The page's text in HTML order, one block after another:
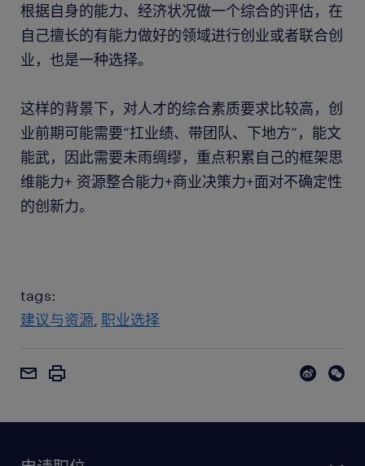
根据自身的能力、经济状况做一个综合的评估，在
自己擅长的有能力做好的领域进行创业或者联合创
业，也是一种选择。
这样的背景下，对人才的综合素质要求比较高，创
业前期可能需要“扛业绩、带团队、下地方”，能文
能武，因此需要未雨绸缪，重点积累自己的框架思
维能力+ 资源整合能力+商业决策力+面对不确定性
的创新力。
tags:
建议与资源 职业选择